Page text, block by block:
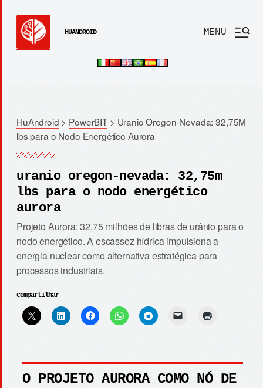
HUANDROID MENU
HuAndroid > PowerBIT> Uranio Oregon-Nevada: 32,75M
lbs para o Nodo Energético Aurora
uranio oregon-nevada: 32,75m
lbs para o nodo energético
aurora
Projeto Aurora: 32,75 milhões de libras de urânio para o
nodo energético. A escassez hídrica impulsiona a
energia nuclear como alternativa estratégica para
processos industriais.
compartilhar
O PROJETO AURORA COMO NÓ DE